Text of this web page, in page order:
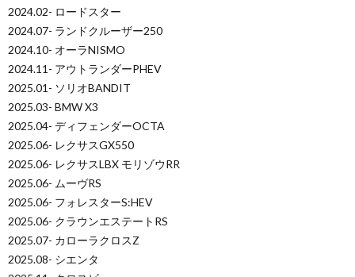
2024.02- ロードスター
2024.07- ランドクルーザー250
2024.10- オーラNISMO
2024.11- アウトランダーPHEV
2025.01- ソリオBANDIT
2025.03- BMW X3
2025.04- ディフェンダーOCTA
2025.06- レクサスGX550
2025.06- レクサスLBX モリゾウRR
2025.06- ムーヴRS
2025.06- フォレスターS:HEV
2025.06- クラウンエステートRS
2025.07- カローラクロスZ
2025.08- シエンタ